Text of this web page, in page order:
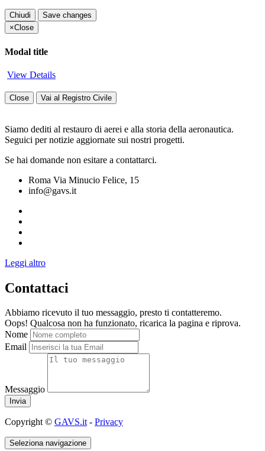
Chiudi
Save changes
×Close
Modal title
View Details
Close Vai al Registro Civile
Siamo dediti al restauro di aerei e alla storia della aeronautica.
Seguici per notizie aggiornate sui nostri progetti.
Se hai domande non esitare a contattarci.
Roma Via Minucio Felice, 15
info@gavs.it
Leggi altro
Contattaci
Abbiamo ricevuto il tuo messaggio, presto ti contatteremo.
Oops! Qualcosa non ha funzionato, ricarica la pagina e riprova.
Nome
Email
Messaggio
Copyright © GAVS.it- Privacy
Seleziona navigazione